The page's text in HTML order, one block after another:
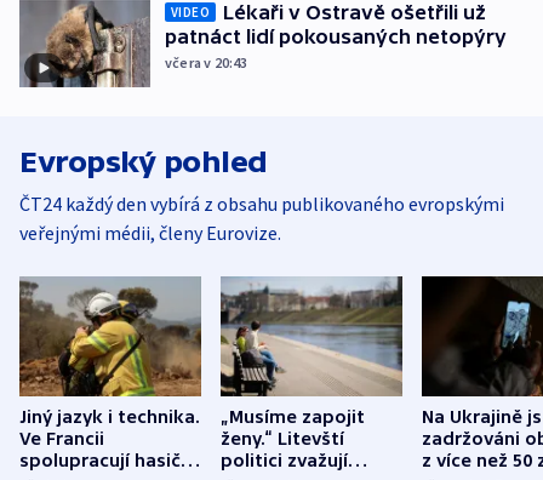
VIDEO
Lékaři v Ostravě ošetřili už
patnáct lidí pokousaných netopýry
včera v 20:43
Evropský pohled
ČT24 každý den vybírá z obsahu publikovaného evropskými
veřejnými médii, členy Eurovize.
Jiný jazyk i technika.
Ve Francii
spolupracují hasiči z
„Musíme zapojit
ženy.“ Litevští
politici zvažují
Na Ukrajině
zadržováni
z více než 50